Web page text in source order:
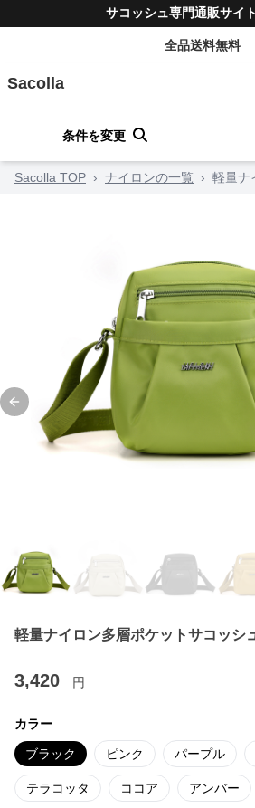
サコッシュ専門通販サイ
全品送料無料
Sacolla
条件を変更
Sacolla TOP › ナイロンの一覧 › 軽量ナ
Previous slide
軽量ナイロン多層ポケットサコッシ
3,420 円
カラー
ブラック ピンク パープル
テラコッタ ココア アンバー